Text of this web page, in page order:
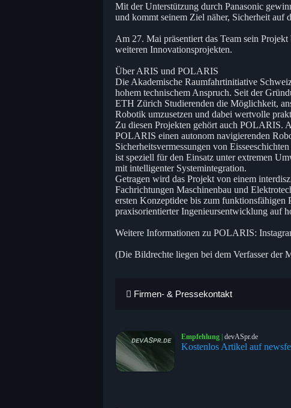
Mit der Unterstützung durch Panasonic
und kommt seinem Ziel näher, Sicherheit auf
Am 27. Mai präsentiert das Team sein
weiteren Innovationsprojekten.
Über ARIS und POLARIS
Die Akademische Raumfahrtinitiative
hohem technischem Anspruch. Seit der
ETH Zürich Studierenden die Möglichkeit,
Robotik umzusetzen und dabei wertvolle
Zu diesen Projekten gehört auch POLARIS.
POLARIS einen autonom navigierenden
Sicherheitsvermessungen von
ist speziell für den Einsatz unter extremen
mit intelligenter Systemintegration.
Getragen wird das Projekt von einem
Fachrichtungen Maschinenbau und
ersten Konzeptidee bis zum funktionsfähigen
praxisorientierter Ingenieursentwicklung auf
Weitere Informationen zu POLARIS:
(Die Bildrechte liegen bei dem Verfasser der
Firmen- & Pressekontakt
Empfehlung | devASpr.de
Kostenlos Artikel auf